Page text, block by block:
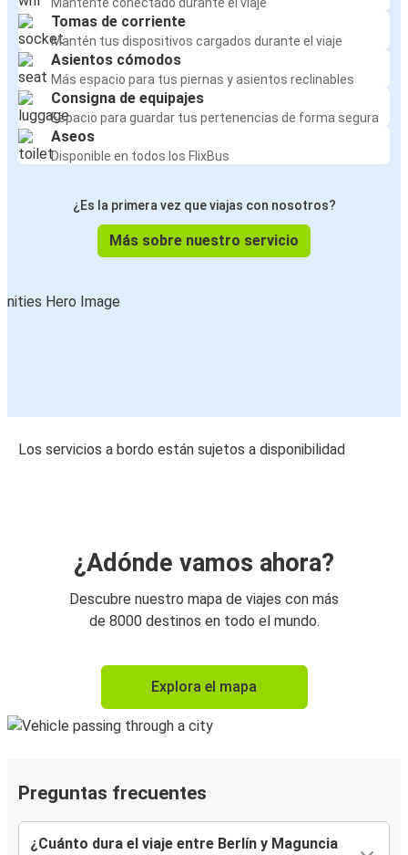
Tomas de corriente
Mantén tus dispositivos cargados durante el viaje
Asientos cómodos
Más espacio para tus piernas y asientos reclinables
Consigna de equipajes
Espacio para guardar tus pertenencias de forma segura
Aseos
Disponible en todos los FlixBus
¿Es la primera vez que viajas con nosotros?
Más sobre nuestro servicio
Los servicios a bordo están sujetos a disponibilidad
¿Adónde vamos ahora?
Descubre nuestro mapa de viajes con más
de 8000 destinos en todo el mundo.
Explora el mapa
Preguntas frecuentes
¿Cuánto dura el viaje entre Berlín y Maguncia